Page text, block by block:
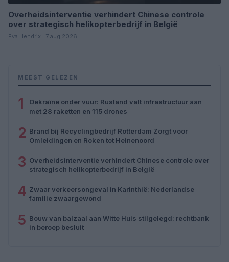
Overheidsinterventie verhindert Chinese controle
over strategisch helikopterbedrijf in België
Eva Hendrix · 7 aug 2026
MEEST GELEZEN
1
Oekraïne onder vuur: Rusland valt infrastructuur aan
met 28 raketten en 115 drones
2 Brand bij Recyclingbedrijf Rotterdam Zorgt voor
Omleidingen en Roken tot Heinenoord
3 Overheidsinterventie verhindert Chinese controle over
strategisch helikopterbedrijf in België
4 Zwaar verkeersongeval in Karinthië: Nederlandse
familie zwaargewond
5 Bouw van balzaal aan Witte Huis stilgelegd: rechtbank
in beroep besluit